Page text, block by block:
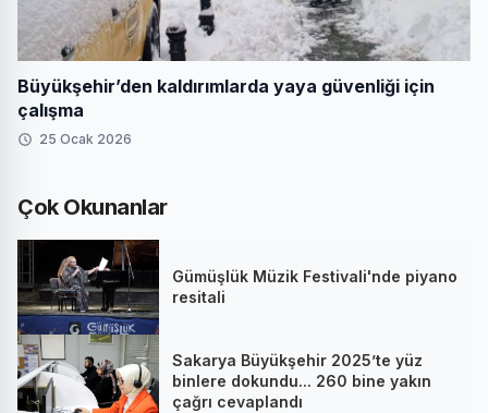
Büyükşehir’den kaldırımlarda yaya güvenliği için
çalışma
25 Ocak 2026
Çok Okunanlar
Gümüşlük Müzik Festivali'nde piyano
resitali
Sakarya Büyükşehir 2025’te yüz
binlere dokundu... 260 bine yakın
çağrı cevaplandı